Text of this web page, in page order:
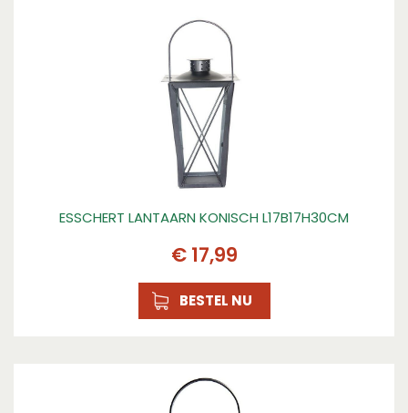
ESSCHERT LANTAARN KONISCH L17B17H30CM
€ 17,99
BESTEL NU